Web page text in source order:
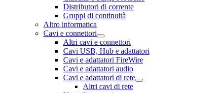
Distributori di corrente
Gruppi di continuità
Altro informatica
Cavi e connettori
Altri cavi e connettori
Cavi USB, Hub e adattatori
Cavi e adattatori FireWire
Cavi e adattatori audio
Cavi e adattatori di rete
Altri cavi di rete